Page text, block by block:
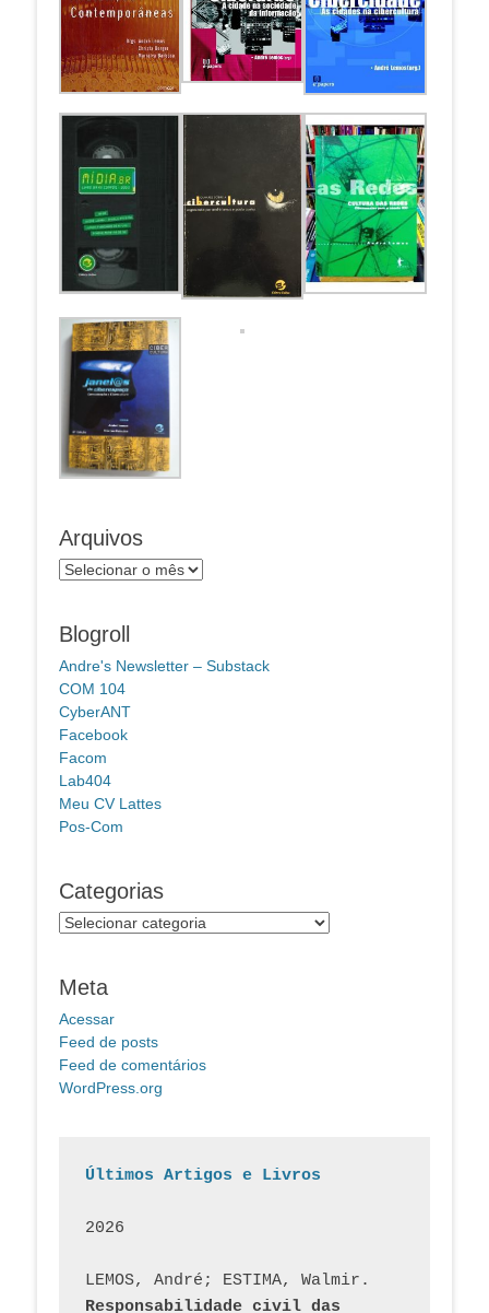
Arquivos
Arquivos
Blogroll
Andre's Newsletter – Substack
COM 104
CyberANT
Facebook
Facom
Lab404
Meu CV Lattes
Pos-Com
Categorias
Categorias
Meta
Acessar
Feed de posts
Feed de comentários
WordPress.org
Últimos Artigos e Livros
2026
Responsabilidade civil das